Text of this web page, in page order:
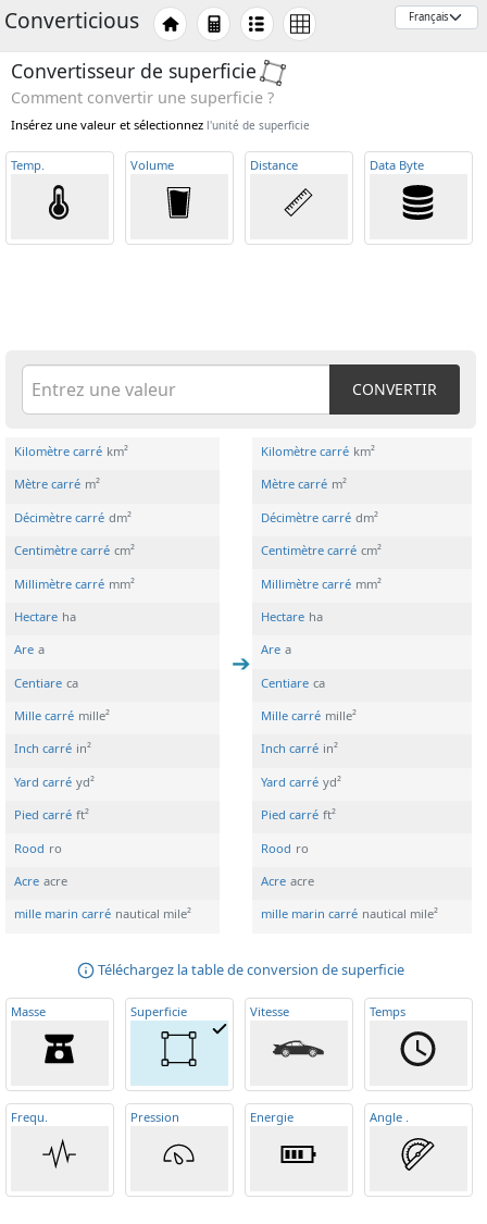
Converticious
Convertisseur de superficie
Comment convertir une superficie ?
Insérez une valeur et sélectionnez l'unité de superficie
Temp. Volume Distance Data Byte
CONVERTIR
Kilomètre carré km²
Mètre carré m²
Décimètre carré dm²
Centimètre carré cm²
Millimètre carré mm²
Hectare ha
Are a
Centiare ca
Mille carré mille²
Inch carré in²
Yard carré yd²
Pied carré ft²
Rood ro
Acre acre
mille marin carré nautical mile²
Kilomètre carré km²
Mètre carré m²
Décimètre carré dm²
Centimètre carré cm²
Millimètre carré mm²
Hectare ha
Are a
Centiare ca
Mille carré mille²
Inch carré in²
Yard carré yd²
Pied carré ft²
Rood ro
Acre acre
mille marin carré nautical mile²
Téléchargez la table de conversion de superficie
Masse Superficie Vitesse Temps
Frequ Pression Energie Angle